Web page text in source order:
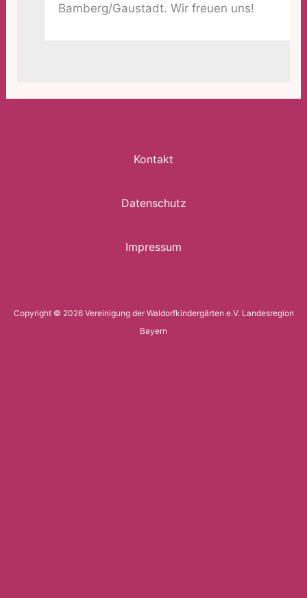
Bamberg/Gaustadt. Wir freuen uns!
Kontakt
Datenschutz
Impressum
Copyright © 2026 Vereinigung der Waldorfkindergärten e.V. Landesregion
Bayern